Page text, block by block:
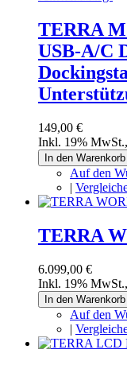
TERRA
USB-A/C
149,00 €
Inkl. 19% MwSt.,
In den Warenkorb
Auf den
|
TERRA
6.099,00 €
Inkl. 19% MwSt.,
In den Warenkorb
Auf den
|